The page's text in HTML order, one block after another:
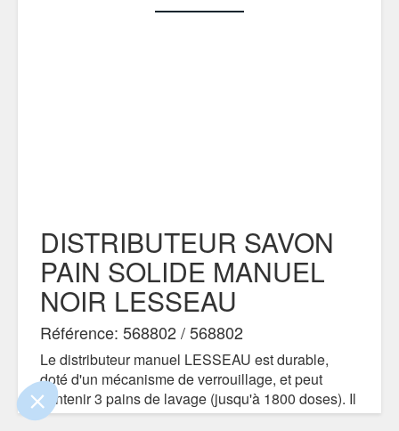
contenu de ce site vous intéresse
on aimerait bien vous accompagner
certifiés par
Je choisis OK pour moi
DISTRIBUTEUR SAVON
PAIN SOLIDE MANUEL
NOIR LESSEAU
Référence: 568802 / 568802
Le distributeur manuel LESSEAU est durable,
doté d'un mécanisme de verrouillage, et peut
contenir 3 pains de lavage (jusqu'à 1800 doses). Il
est facile à utiliser et à remplir.